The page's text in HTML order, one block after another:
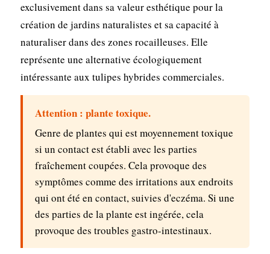
exclusivement dans sa valeur esthétique pour la
création de jardins naturalistes et sa capacité à
naturaliser dans des zones rocailleuses. Elle
représente une alternative écologiquement
intéressante aux tulipes hybrides commerciales.
Attention : plante toxique.
Genre de plantes qui est moyennement toxique
si un contact est établi avec les parties
fraîchement coupées. Cela provoque des
symptômes comme des irritations aux endroits
qui ont été en contact, suivies d'eczéma. Si une
des parties de la plante est ingérée, cela
provoque des troubles gastro-intestinaux.